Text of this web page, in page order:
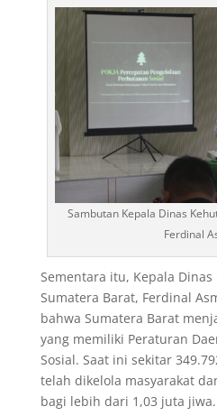
Sambutan Kepala Dinas
Ferdinal
Sementara itu, Kepala
Sumatera Barat, Ferdinal
bahwa Sumatera Barat
yang memiliki Peraturan
Sosial. Saat ini sekitar
telah dikelola masyarakat
bagi lebih dari 1,03 juta jiwa.